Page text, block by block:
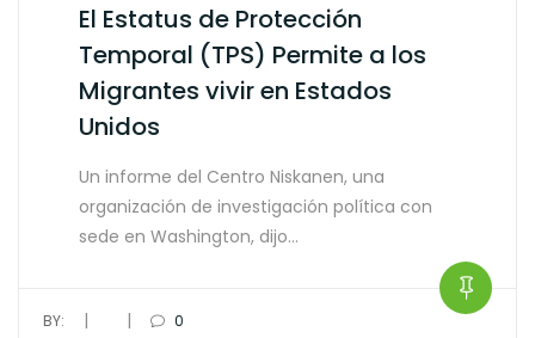
El Estatus de Protección
Temporal (TPS) Permite a los
Migrantes vivir en Estados
Unidos
Un informe del Centro Niskanen, una
organización de investigación política con
sede en Washington, dijo…
BY: | | 0